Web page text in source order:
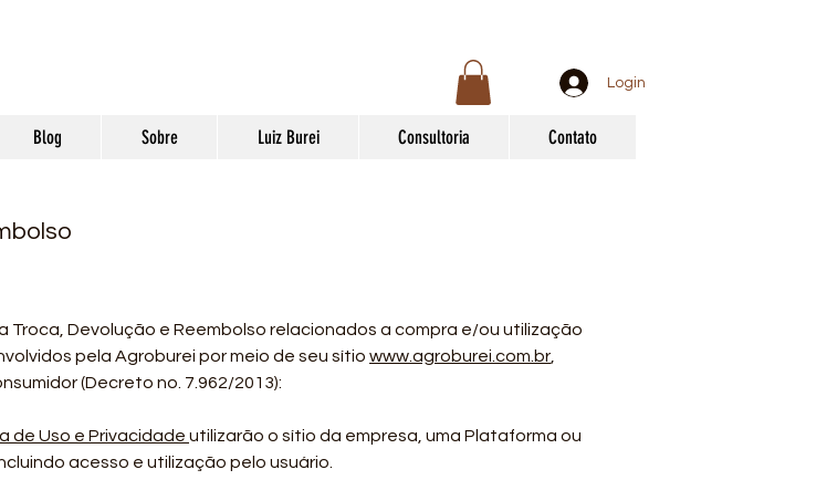
Login
Blog Sobre Luiz Burei Consultoria Contato
Devolução e Reembolso relacionados a compra e/ou utilização
pela Agroburei por meio de seu sítio www.agroburei.com.br
(Decreto no. 7.962/2013):
de Uso e Privacidade utilizarão o sítio da empresa, uma Plataforma ou
acesso e utilização pelo usuário.